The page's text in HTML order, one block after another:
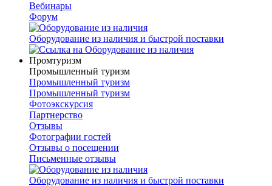
Вебинары
Форум
Оборудование из наличия и быстрой поставки
Промтуризм
Промышленный туризм
Промышленный туризм
Промышленный туризм
Фотоэкскурсия
Партнерство
Отзывы
Фотографии гостей
Отзывы о посещении
Письменные отзывы
Оборудование из наличия и быстрой поставки